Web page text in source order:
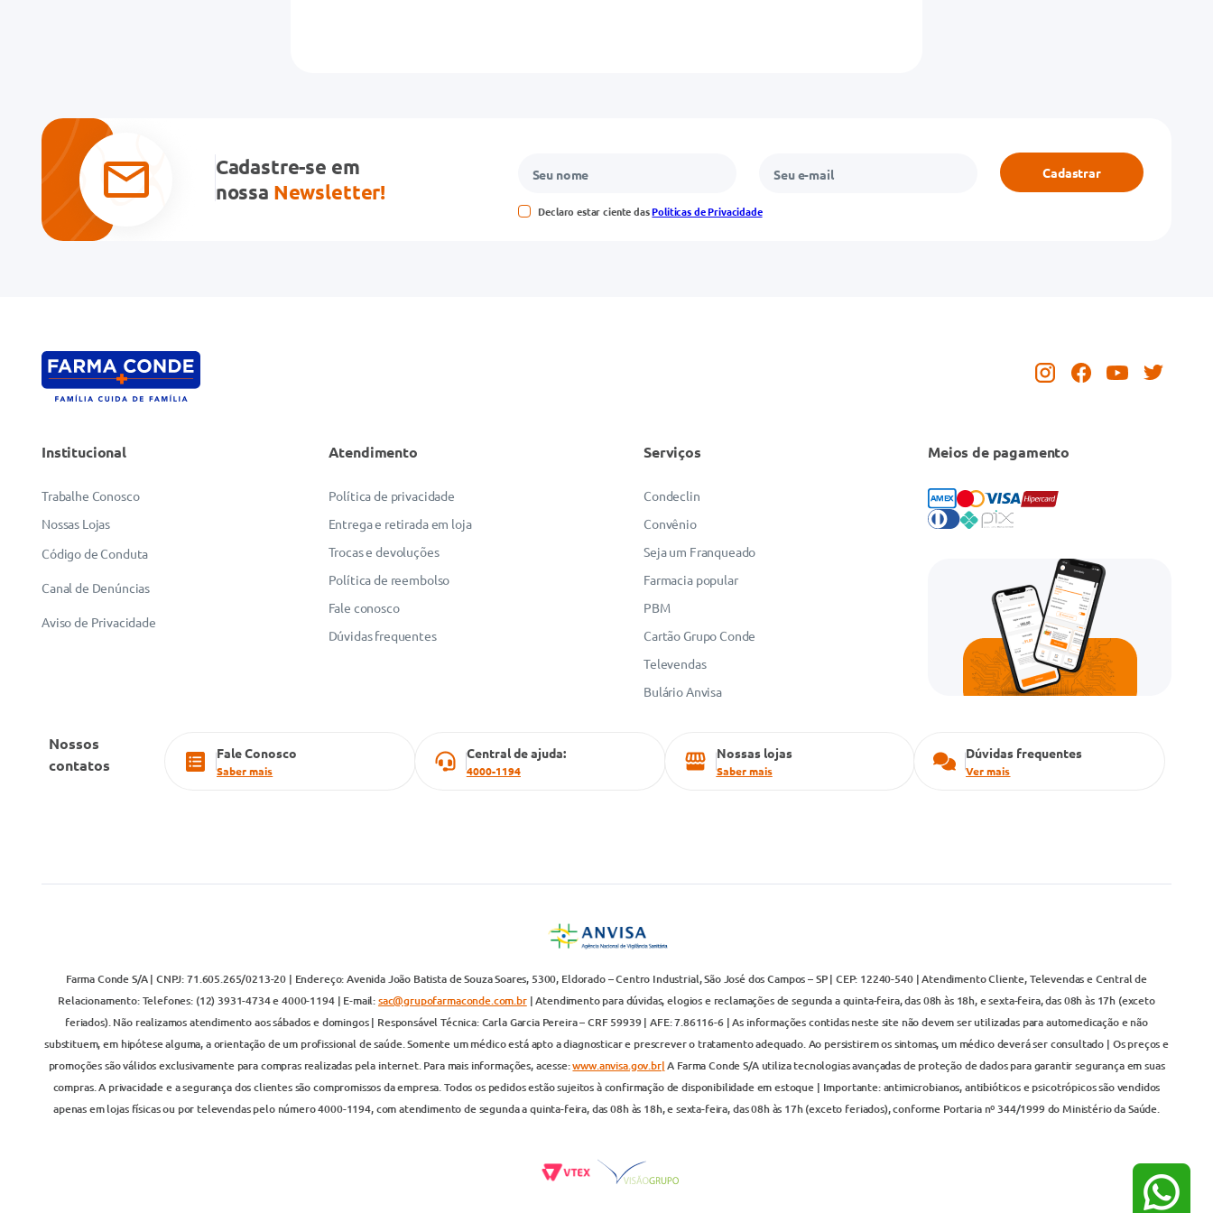
Cadastre-se em
nossa Newsletter!
Declaro estar ciente dasPolíticas de Privacidade
Cadastrar
Institucional
Trabalhe Conosco
Nossas Lojas
Código de Conduta
Canal de Denúncias
Aviso de Privacidade
Atendimento
Política de privacidade
Entrega e retirada em loja
Trocas e devoluções
Política de reembolso
Fale conosco
Dúvidas frequentes
Serviços
Condeclin
Convênio
Seja um Franqueado
Farmacia popular
PBM
Cartão Grupo Conde
Televendas
Bulário Anvisa
Meios de pagamento
Nossos
contatos
Fale Conosco
Saber mais
Central de ajuda:
4000-1194
Nossas lojas
Saber mais
Dúvidas frequentes
Ver mais
Farma Conde S/A | CNPJ: 71.605.265/0213-20 | Endereço: Avenida João Batista de Souza Soares, 5300, Eldorado – Centro Industrial, São José dos Campos – SP | CEP: 12240-540 | Atendimento Cliente, Televendas e Central de
Relacionamento: Telefones: (12) 3931-4734 e 4000-1194 | E-mail:sac@grupofarmaconde.com.br| Atendimento para dúvidas, elogios e reclamações de segunda a quinta-feira, das 08h às 18h, e sexta-feira, das 08h às 17h (exceto
feriados). Não realizamos atendimento aos sábados e domingos | Responsável Técnica: Carla Garcia Pereira – CRF 59939 | AFE: 7.86116-6 | As informações contidas neste site não devem ser utilizadas para automedicação e não
substituem, em hipótese alguma, a orientação de um profissional de saúde. Somente um médico está apto a diagnosticar e prescrever o tratamento adequado. Ao persistirem os sintomas, um médico deverá ser consultado | Os preços e
promoções são válidos exclusivamente para compras realizadas pela internet. Para mais informações, acesse:www.anvisa.gov.br|A Farma Conde S/A utiliza tecnologias avançadas de proteção de dados para garantir segurança em suas
compras. A privacidade e a segurança dos clientes são compromissos da empresa. Todos os pedidos estão sujeitos à confirmação de disponibilidade em estoque | Importante: antimicrobianos, antibióticos e psicotrópicos são vendidos
apenas em lojas físicas ou por televendas pelo número 4000-1194, com atendimento de segunda a quinta-feira, das 08h às 18h, e sexta-feira, das 08h às 17h (exceto feriados), conforme Portaria nº 344/1999 do Ministério da Saúde.